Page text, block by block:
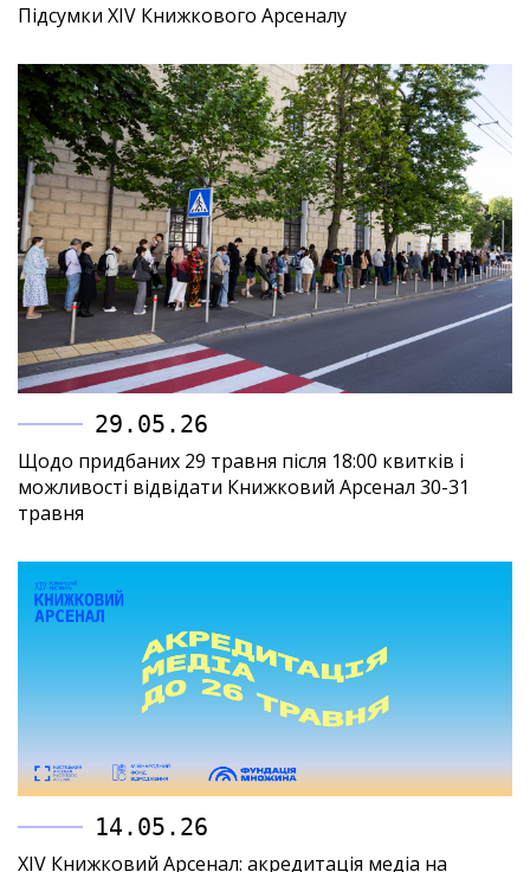
Підсумки XIV Книжкового Арсеналу
29.05.26
Щодо придбаних 29 травня після 18:00 квитків і
можливості відвідати Книжковий Арсенал 30-31
травня
14.05.26
XIV Книжковий Арсенал: акредитація медіа на